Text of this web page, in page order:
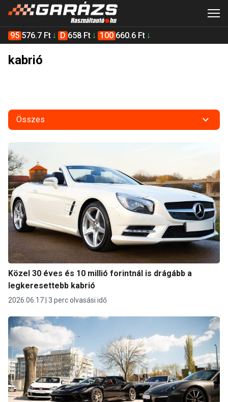
95 576.7 Ft D 658 Ft 100 660.6 Ft
kabrió
Összes
Közel 30 éves és 10 millió forintnál is drágább a
legkeresettebb kabrió
2026.06.17. 3 perc olvasási idő